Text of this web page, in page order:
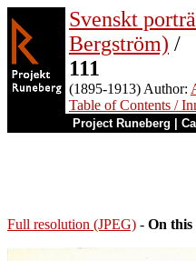
Svenskt
Bergström) /
111
(1895-1913) Author:
Table of Contents /
Project Runeberg
Full resolution (JPEG) - On this